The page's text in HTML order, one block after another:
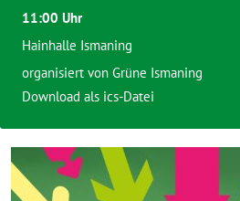
11:00 Uhr
Hainhalle Ismaning
organisiert von Grüne Ismaning
Download als ics-Datei